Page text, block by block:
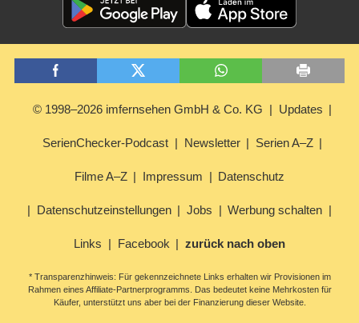
© 1998–2026 imfernsehen GmbH & Co. KG Updates
SerienChecker-Podcast Newsletter Serien A–Z
Filme A–Z Impressum Datenschutz
Datenschutzeinstellungen Jobs Werbung schalten
Links Facebook zurück nach oben
* Transparenzhinweis: Für gekennzeichnete Links erhalten wir Provisionen im
Rahmen eines Affiliate-Partnerprogramms. Das bedeutet keine Mehrkosten für
Käufer, unterstützt uns aber bei der Finanzierung dieser Website.